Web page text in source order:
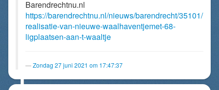
Barendrechtnu.nl
https://barendrechtnu.nl/nieuws/barendrecht/35101/
realisatie-van-nieuwe-waalhaventjemet-68-
ligplaatsen-aan-t-waaltje
Zondag 27 juni 2021 om 17:47:37